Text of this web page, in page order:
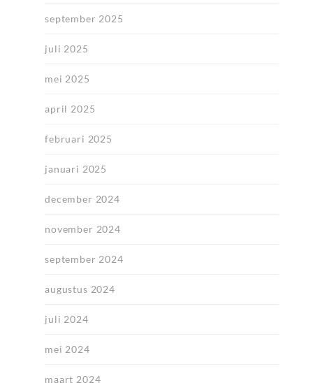
september 2025
juli 2025
mei 2025
april 2025
februari 2025
januari 2025
december 2024
november 2024
september 2024
augustus 2024
juli 2024
mei 2024
maart 2024